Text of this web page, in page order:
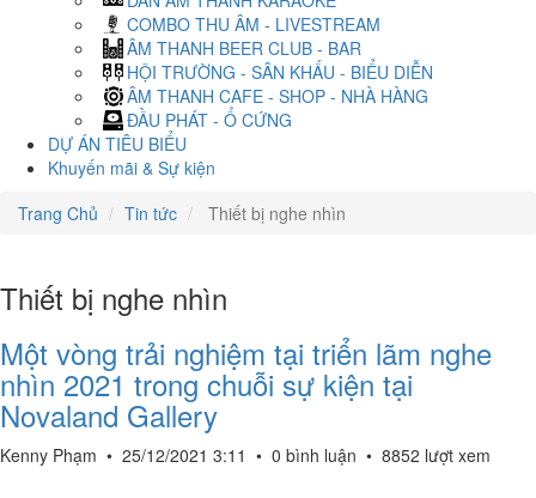
COMBO THU ÂM - LIVESTREAM
ÂM THANH BEER CLUB - BAR
HỘI TRƯỜNG - SÂN KHẤU - BIỂU DIỄN
ÂM THANH CAFE - SHOP - NHÀ HÀNG
ĐẦU PHÁT - Ổ CỨNG
DỰ ÁN TIÊU BIỂU
Khuyến mãi & Sự kiện
Trang Chủ
Tin tức Thiết bị nghe nhìn
Thiết bị nghe nhìn
Một vòng trải nghiệm tại triển lãm nghe
nhìn 2021 trong chuỗi sự kiện tại
Novaland Gallery
Kenny Phạm • 25/12/2021 3:11 • 0 bình luận • 8852 lượt xem